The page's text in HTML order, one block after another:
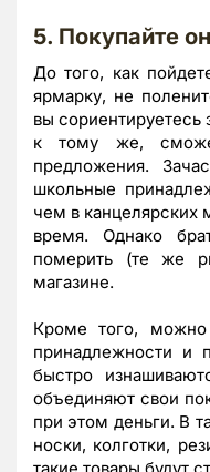
5. Покупайте
До того, как
ярмарку, не
вы сориентируетесь
к тому же,
предложения.
школьные
чем в канцелярских
время. Однако
померить (те же
магазине.
Кроме того, можно
принадлежности и
быстро
объединяют свои
при этом деньги. В
носки, колготки,